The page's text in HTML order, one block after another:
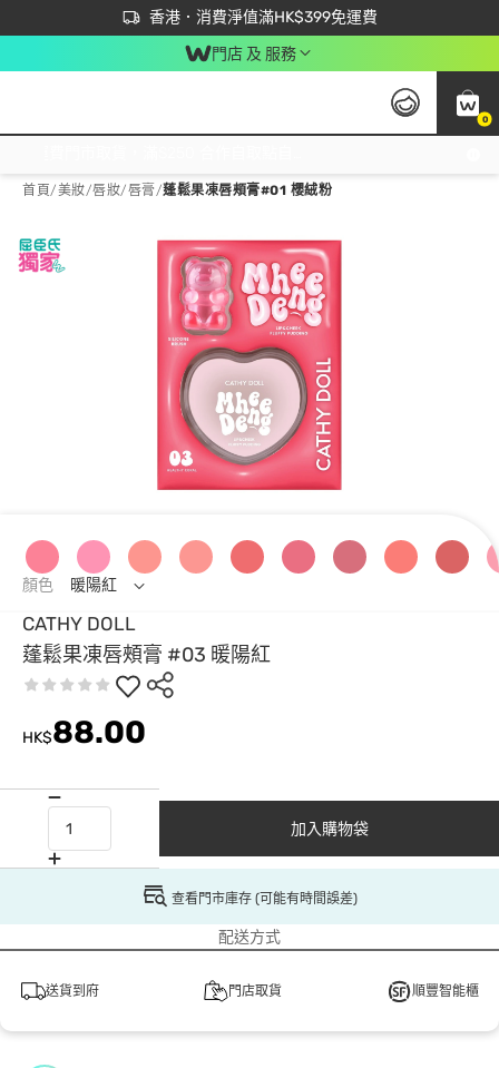
香港．消費淨值滿HK$399免運費
立即成為易賞錢會員盡享獨家優惠
首次APP下單買滿$450 輸入 NEWAPP 即減$50
門店 及 服務
0
首頁/美妝/唇妝/唇膏/蓬鬆果凍唇頰膏#01 櫻絨粉
CATHY DOLL
蓬鬆果凍唇頰膏 #03 暖陽紅
HK$88.00
顏色 暖陽紅
加入購物袋
查看門市庫存 (可能有時間誤差)
配送方式
送貨到府 門店取貨 順豐智能櫃